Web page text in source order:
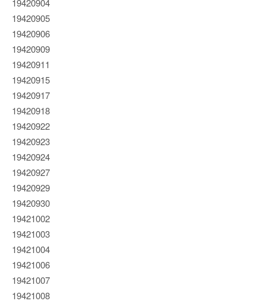
19420904
19420905
19420906
19420909
19420911
19420915
19420917
19420918
19420922
19420923
19420924
19420927
19420929
19420930
19421002
19421003
19421004
19421006
19421007
19421008